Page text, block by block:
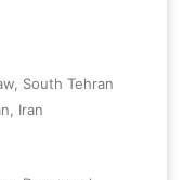
South Tehran
Iran